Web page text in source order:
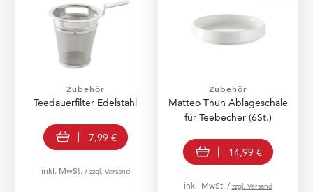
Zubehör
Teedauerfilter Edelstahl
In den Warenkorb
7,99 €
inkl. MwSt. /zzgl. Versand
Zubehör
Matteo Thun Ablageschale
für Teebecher (6St.)
In den Warenkorb
14,99 €
inkl. MwSt. /zzgl. Versand